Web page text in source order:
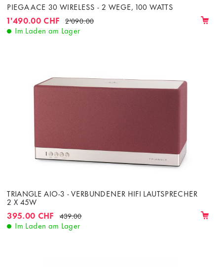
PIEGA ACE 30 WIRELESS - 2 WEGE, 100 WATTS
1'490.00 CHF 2'090.00
Im Laden am Lager
TRIANGLE AIO-3 - VERBUNDENER HIFI LAUTSPRECHER
2 X 45W
395.00 CHF 439.00
Im Laden am Lager